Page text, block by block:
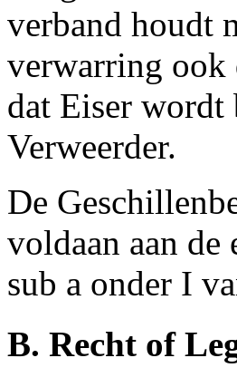
verband houdt
verwarring ook
dat Eiser wordt
Verweerder.
De
voldaan aan
sub a onder I
B. Recht of